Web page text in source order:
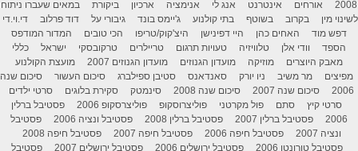
2008
אורחים אינטרנט אנג לי אנימציה ארכיון ביקורת
במאים שעברו ניתוח
לשינוי מין
בקרוב בשוטף בתי קולנוע ג'יימס בונד גיבורי על דוד פרלוב
די.וי.די
דפש מוד
האחים כהן היי דפינישן היצ'קוק/טריפו הכי טובים
המדור המודפס
הספד
וודי אלן טלוויזיה טעויות תרגום טריילרים טרקובסקי ישראל
כללי
מאבק היוצרים
מוזיקה מועדון הגנוזים מועדון הגנוזים 2007
מועצת הקולנוע
מפיצים
מר משיב ניו יורק סאנדאנס סטיבן ספילברג סיכום העשור
סיכום שנה
2006
סיכום שנה 2007 סיכום שנה 2008 סינמטק סקירת בלוגים
סרטי ילדים
סרטי קיץ
סתם פול מקרטני פוליצרוסקופ פוליצרסקופ 2006
פסטיבל ברלין
2006
פסטיבל ברלין 2007 פסטיבל ברלין 2008 פסטיבל ונציה 2006
פסטיבל
ונציה 2007
פסטיבל חיפה 2006 פסטיבל חיפה 2007
פסטיבל חיפה 2008
פסטיבל טורונטו 2006
פסטיבל ירושלים 2006 פסטיבל ירושלים 2007 פסטיבל